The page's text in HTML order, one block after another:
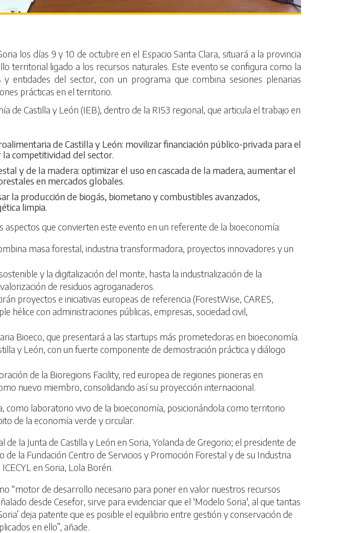
los días 9 y 10 de octubre en el Espacio Santa Clara, situará a la provincia
territorial ligado a los recursos naturales. Este evento se configura como la
entidades del sector, con un programa que combina sesiones plenarias
prácticas en el territorio.
de Castilla y León (IEB), dentro de la RIS3 regional, que articula el trabajo en
de Castilla y León: movilizar financiación público-privada para el
competitividad del sector.
y de la madera: optimizar el uso en cascada de la madera, aumentar el
en mercados globales.
la producción de biogás, biometano y combustibles avanzados,
limpia.
que convierten este evento en un referente de la bioeconomía:
masa forestal, industria transformadora, proyectos innovadores y un
y la digitalización del monte, hasta la industrialización de la
de residuos agroganaderos.
proyectos e iniciativas europeas de referencia (ForestWise, CARES,
hélice con administraciones públicas, empresas, sociedad civil,
Bioeco, que presentará a las startups más prometedoras en bioeconomía.
y León, con un fuerte componente de demostración práctica y diálogo
de la Bioregions Facility, red europea de regiones pioneras en
nuevo miembro, consolidando así su proyección internacional.
como laboratorio vivo de la bioeconomía, posicionándola como territorio
de la economía verde y circular.
la Junta de Castilla y León en Soria, Yolanda de Gregorio; el presidente de
la Fundación Centro de Servicios y Promoción Forestal y de su Industria
en Soria, Lola Borén.
“motor de desarrollo necesario para poner en valor nuestros recursos
desde Cesefor, sirve para evidenciar que el 'Modelo Soria', al que tantas
deja patente que es posible el equilibrio entre gestión y conservación de
en ello”, añade.